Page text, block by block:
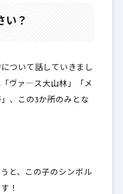
い？
ついて話していきまし
ヴァ―ス大山林」「メ
、この3か所のみとな
と、この子のシンボル
！